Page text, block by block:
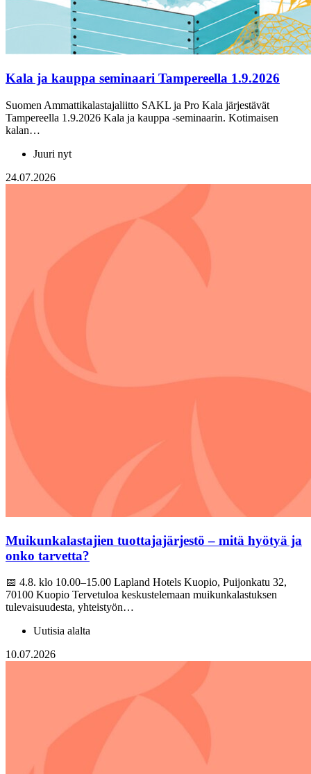
Kala ja kauppa seminaari Tampereella 1.9.2026
Suomen Ammattikalastajaliitto SAKL ja Pro Kala järjestävät
Tampereella 1.9.2026 Kala ja kauppa -seminaarin. Kotimaisen
kalan…
Juuri nyt
24.07.2026
Muikunkalastajien tuottajajärjestö – mitä hyötyä ja
onko tarvetta?
📅 4.8. klo 10.00–15.00 Lapland Hotels Kuopio, Puijonkatu 32,
70100 Kuopio Tervetuloa keskustelemaan muikunkalastuksen
tulevaisuudesta, yhteistyön…
Uutisia alalta
10.07.2026